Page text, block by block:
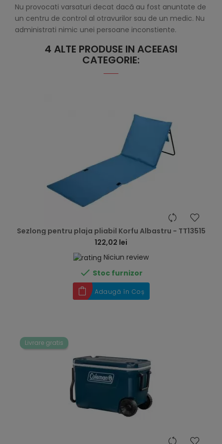
Nu provocati varsaturi decat dacă au fost anuntate de
un centru de control al otravurilor sau de un medic. Nu
administrati nimic unei persoane inconstiente.
4 ALTE PRODUSE IN ACEEASI
CATEGORIE:
Sezlong pentru plaja pliabil Korfu Albastru - TT13515
122,02 lei
Niciun review
 Stoc furnizor
Adaugă în Coș
Livrare gratis